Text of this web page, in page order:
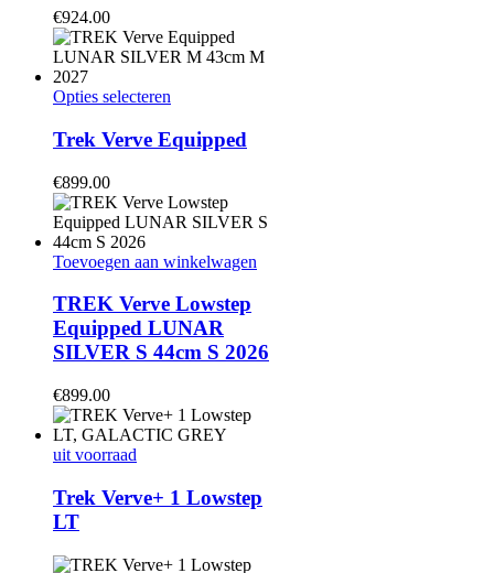
€924.00
Opties selecteren
heeft
meerdere
Deze
optie
kan
gekozen
worden
op
de
productpagina
Trek Verve Equipped
€899.00
Toevoegen aan winkelwagen
TREK Verve Lowstep
Equipped LUNAR
SILVER S 44cm S 2026
€899.00
uit voorraad
Trek Verve+ 1 Lowstep
LT